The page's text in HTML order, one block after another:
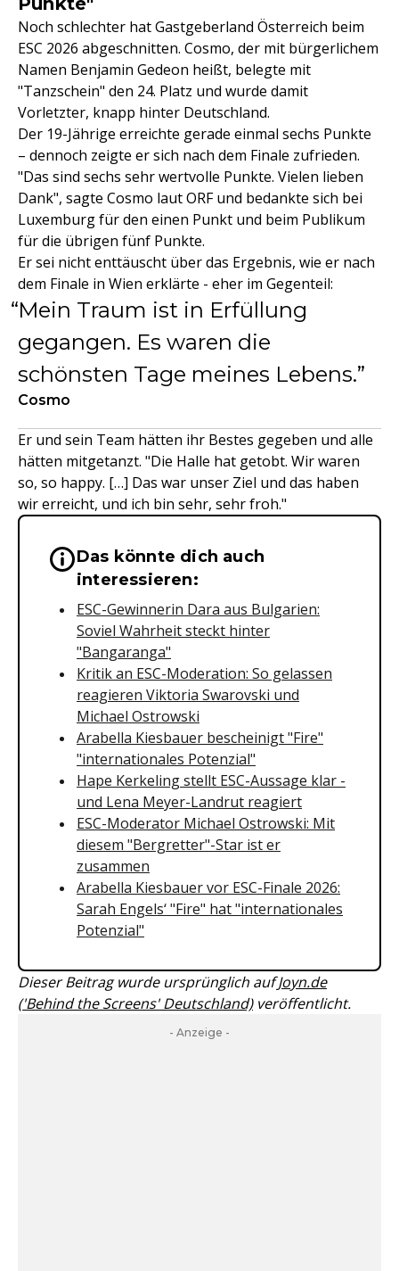
Noch schlechter hat Gastgeberland Österreich beim
ESC 2026 abgeschnitten. Cosmo, der mit bürgerlichem
Namen Benjamin Gedeon heißt, belegte mit
"Tanzschein" den 24. Platz und wurde damit
Vorletzter, knapp hinter Deutschland.
Der 19-Jährige erreichte gerade einmal sechs Punkte
– dennoch zeigte er sich nach dem Finale zufrieden.
"Das sind sechs sehr wertvolle Punkte. Vielen lieben
Dank", sagte Cosmo laut ORF und bedankte sich bei
Luxemburg für den einen Punkt und beim Publikum
für die übrigen fünf Punkte.
Er sei nicht enttäuscht über das Ergebnis, wie er nach
dem Finale in Wien erklärte - eher im Gegenteil:
Mein Traum ist in Erfüllung
gegangen. Es waren die
schönsten Tage meines Lebens.
Cosmo
Er und sein Team hätten ihr Bestes gegeben und alle
hätten mitgetanzt. "Die Halle hat getobt. Wir waren
so, so happy. […] Das war unser Ziel und das haben
wir erreicht, und ich bin sehr, sehr froh."
Wichtige Hinweise &
Das könnte dich auch
interessieren:
ESC-Gewinnerin Dara aus Bulgarien:
Soviel Wahrheit steckt hinter
"Bangaranga"
Kritik an ESC-Moderation: So gelassen
reagieren Viktoria Swarovski und
Michael Ostrowski
Arabella Kiesbauer bescheinigt "Fire"
"internationales Potenzial"
Hape Kerkeling stellt ESC-Aussage klar -
und Lena Meyer-Landrut reagiert
ESC-Moderator Michael Ostrowski: Mit
diesem "Bergretter"-Star ist er
zusammen
Arabella Kiesbauer vor ESC-Finale 2026:
Sarah Engels‘ "Fire" hat "internationales
Potenzial"
Dieser Beitrag wurde ursprünglich aufJoyn.de
('Behind the Screens' Deutschland)veröffentlicht.
- Anzeige -